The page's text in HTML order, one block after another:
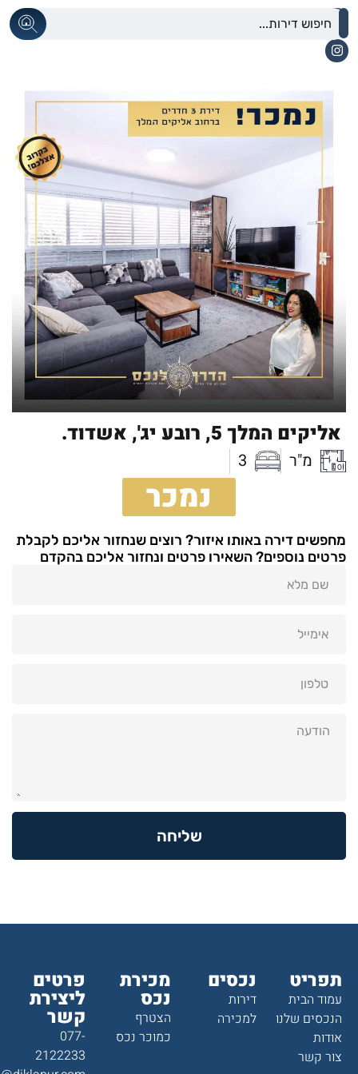
אליקים המלך 5, רובע יג', אשדוד.
מ"ר 3
נמכר
מחפשים דירה באותו איזור? רוצים שנחזור אליכם לקבלת
פרטים נוספים? השאירו פרטים ונחזור אליכם בהקדם
שליחה
תפריט
עמוד הבית
הנכסים שלנו
אודות
צור קשר
נכסים
דירות
למכירה
מכירת
נכס
הצטרף
כמוכר נכס
פרטים
ליצירת
קשר
077-
2122233